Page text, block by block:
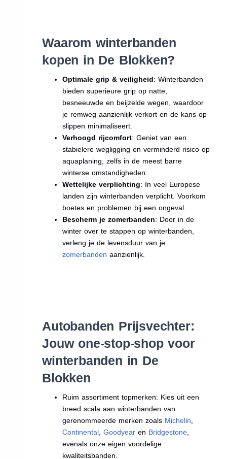
Waarom winterbanden
kopen in De Blokken?
Optimale grip & veiligheid: Winterbanden
bieden superieure grip op natte,
besneeuwde en beijzelde wegen, waardoor
je remweg aanzienlijk verkort en de kans op
slippen minimaliseert.
Verhoogd rijcomfort: Geniet van een
stabielere wegligging en verminderd risico op
aquaplaning, zelfs in de meest barre
winterse omstandigheden.
Wettelijke verplichting: In veel Europese
landen zijn winterbanden verplicht. Voorkom
boetes en problemen bij een ongeval.
Bescherm je zomerbanden: Door in de
winter over te stappen op winterbanden,
verleng je de levensduur van je
zomerbanden aanzienlijk.
Autobanden Prijsvechter:
Jouw one-stop-shop voor
winterbanden in De
Blokken
Ruim assortiment topmerken: Kies uit een
breed scala aan winterbanden van
gerenommeerde merken zoals Michelin
Continental ,Goodyear en Bridgestone
evenals onze eigen voordelige
kwaliteitsbanden.